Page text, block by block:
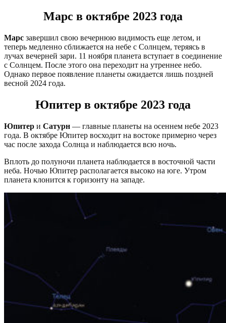
Марс в октябре 2023 года
Марс завершил свою вечернюю видимость еще летом, и
теперь медленно сближается на небе с Солнцем, теряясь в
лучах вечерней зари. 11 ноября планета вступает в соединение
с Солнцем. После этого она переходит на утреннее небо.
Однако первое появление планеты ожидается лишь поздней
весной 2024 года.
Юпитер в октябре 2023 года
Юпитер и Сатурн — главные планеты на осеннем небе 2023
года. В октябре Юпитер восходит на востоке примерно через
час после захода Солнца и наблюдается всю ночь.
Вплоть до полуночи планета наблюдается в восточной части
неба. Ночью Юпитер располагается высоко на юге. Утром
планета клонится к горизонту на западе.